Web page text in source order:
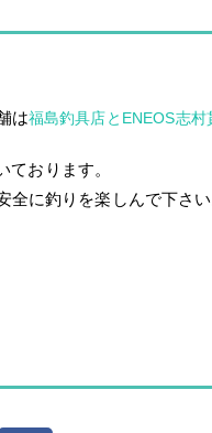
は福島釣具店とENEOS志村
おります。
に釣りを楽しんで下さい